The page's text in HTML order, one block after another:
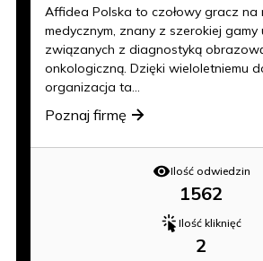
Affidea Polska to czołowy gracz na
medycznym, znany z szerokiej gamy
związanych z diagnostyką
onkologiczną. Dzięki wieloletniemu
organizacja ta...
Poznaj firmę
Ilość odwiedzin
1562
Ilość kliknięć
2